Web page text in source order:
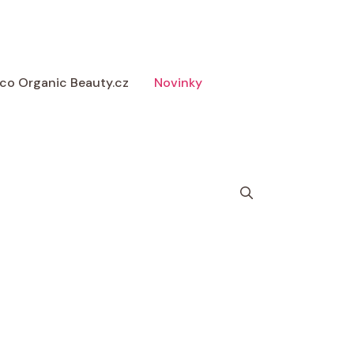
Organic Beauty.cz Novinky